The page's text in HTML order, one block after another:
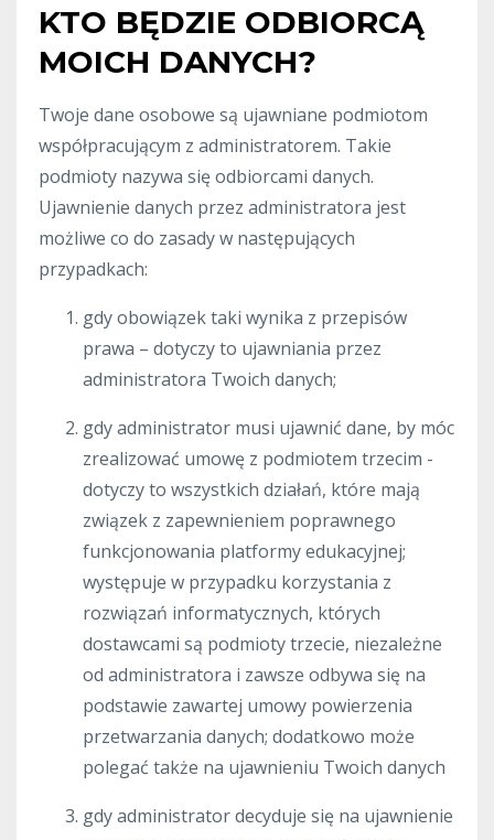
KTO BĘDZIE ODBIORCĄ
MOICH DANYCH?
Twoje dane osobowe są ujawniane podmiotom
współpracującym z administratorem. Takie
podmioty nazywa się odbiorcami danych.
Ujawnienie danych przez administratora jest
możliwe co do zasady w następujących
przypadkach:
gdy obowiązek taki wynika z przepisów
prawa – dotyczy to ujawniania przez
administratora Twoich danych;
gdy administrator musi ujawnić dane, by móc
zrealizować umowę z podmiotem trzecim -
dotyczy to wszystkich działań, które mają
związek z zapewnieniem poprawnego
funkcjonowania platformy edukacyjnej;
występuje w przypadku korzystania z
rozwiązań informatycznych, których
dostawcami są podmioty trzecie, niezależne
od administratora i zawsze odbywa się na
podstawie zawartej umowy powierzenia
przetwarzania danych; dodatkowo może
polegać także na ujawnieniu Twoich danych
gdy administrator decyduje się na ujawnienie